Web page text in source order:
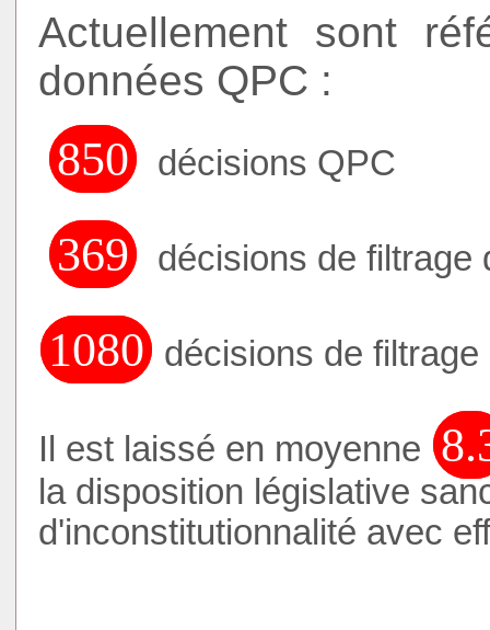
Actuellement sont
données QPC :
907 décisions QPC
394 décisions de filtrage
1153 décisions de
Il est laissé en moyenne
la disposition législative
d'inconstitutionnalité avec